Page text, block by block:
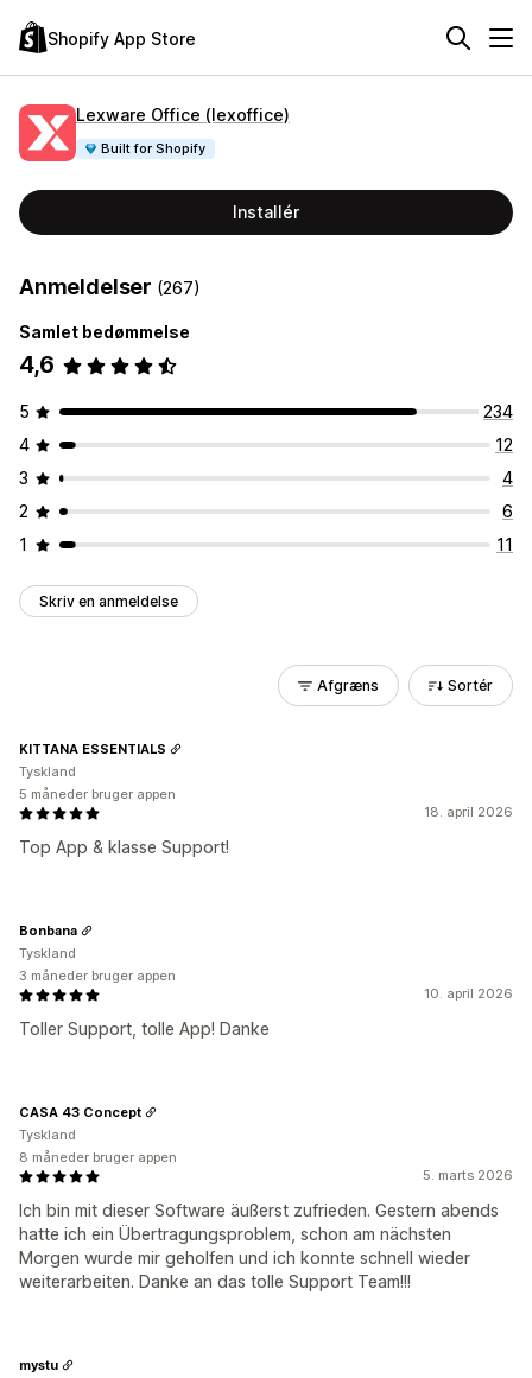
Shopify App Store
Lexware Office (lexoffice)
Built for Shopify
Installér
Anmeldelser (267)
Samlet bedømmelse
4,6
5
234
4
12
3
4
2
6
1
11
Skriv en anmeldelse
Afgræns Sortér
18. april 2026
Top App & klasse Support!
KITTANA ESSENTIALS
Tyskland
5 måneder bruger appen
10. april 2026
Toller Support, tolle App! Danke
Bonbana
Tyskland
3 måneder bruger appen
5. marts 2026
Ich bin mit dieser Software äußerst zufrieden. Gestern abends
hatte ich ein Übertragungsproblem, schon am nächsten
Morgen wurde mir geholfen und ich konnte schnell wieder
weiterarbeiten. Danke an das tolle Support Team!!!
CASA 43 Concept
Tyskland
8 måneder bruger appen
mystu